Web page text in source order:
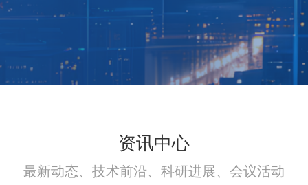
资讯中心
最新动态、技术前沿、科研进展、会议活动